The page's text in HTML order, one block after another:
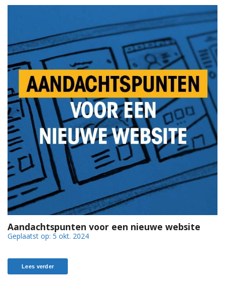
Aandachtspunten voor een nieuwe website
Geplaatst op: 5 okt. 2024
Lees verder